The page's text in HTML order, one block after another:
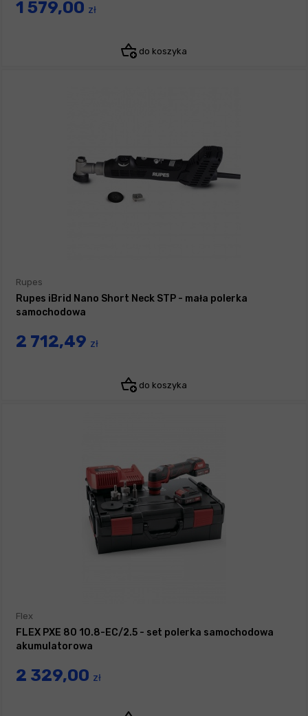
1 579,00 zł
do koszyka
Rupes
Rupes iBrid Nano Short Neck STP - mała polerka
samochodowa
2 712,49 zł
do koszyka
Flex
FLEX PXE 80 10.8-EC/2.5 - set polerka samochodowa
akumulatorowa
2 329,00 zł